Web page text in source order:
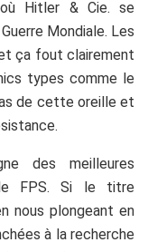
Hitler & Cie. se
Mondiale. Les
ça fout clairement
types comme le
de cette oreille et
des meilleures
FPS. Si le titre
nous plongeant en
à la recherche